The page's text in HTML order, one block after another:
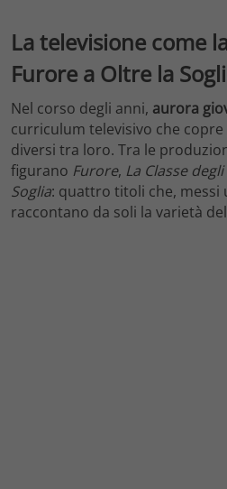
La televisione come
Furore a Oltre la
Nel corso degli anni, aurora
curriculum televisivo che
diversi tra loro. Tra le
figurano Furore, La Classe
Soglia: quattro titoli che, messi
raccontano da soli la varietà